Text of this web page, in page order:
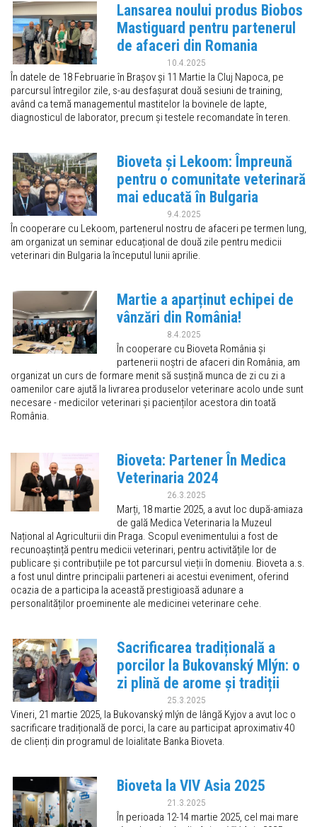
Lansarea noului produs Biobos
Mastiguard pentru partenerul
de afaceri din Romania
10.4.2025
În datele de 18 Februarie în Brașov și 11 Martie la Cluj Napoca, pe
parcursul întregilor zile, s-au desfașurat două sesiuni de training,
având ca temă managementul mastitelor la bovinele de lapte,
diagnosticul de laborator, precum și testele recomandate în teren.
Bioveta și Lekoom: Împreună
pentru o comunitate veterinară
mai educată în Bulgaria
9.4.2025
În cooperare cu Lekoom, partenerul nostru de afaceri pe termen lung,
am organizat un seminar educațional de două zile pentru medicii
veterinari din Bulgaria la începutul lunii aprilie.
Martie a aparținut echipei de
vânzări din România!
8.4.2025
În cooperare cu Bioveta România și
partenerii noștri de afaceri din România, am
organizat un curs de formare menit să susțină munca de zi cu zi a
oamenilor care ajută la livrarea produselor veterinare acolo unde sunt
necesare - medicilor veterinari și pacienților acestora din toată
România.
Bioveta: Partener În Medica
Veterinaria 2024
26.3.2025
Marți, 18 martie 2025, a avut loc după-amiaza
de gală Medica Veterinaria la Muzeul
Național al Agriculturii din Praga. Scopul evenimentului a fost de
recunoaștință pentru medicii veterinari, pentru activitățile lor de
publicare și contribuțiile pe tot parcursul vieții în domeniu. Bioveta a.s.
a fost unul dintre principalii parteneri ai acestui eveniment, oferind
ocazia de a participa la această prestigioasă adunare a
personalităților proeminente ale medicinei veterinare cehe.
Sacrificarea tradițională a
porcilor la Bukovanský Mlýn: o
zi plină de arome și tradiții
25.3.2025
Vineri, 21 martie 2025, la Bukovanský mlýn de lângă Kyjov a avut loc o
sacrificare tradițională de porci, la care au participat aproximativ 40
de clienți din programul de loialitate Banka Bioveta.
Bioveta la VIV Asia 2025
21.3.2025
În perioada 12-14 martie 2025, cel mai mare